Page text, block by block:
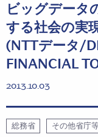
ビッグデータ
する社会の実
(NTTデータ/
FINANCIAL
2013.10.03
総務省 その他省庁